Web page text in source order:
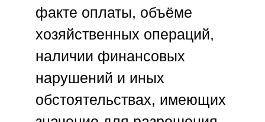
факте оплаты, объёме
хозяйственных операций,
наличии финансовых
нарушений и иных
обстоятельствах, имеющих